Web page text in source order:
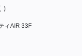
ィAIR 33F